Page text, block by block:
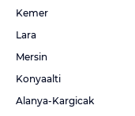
Kemer
Lara
Mersin
Konyaalti
Alanya-Kargicak